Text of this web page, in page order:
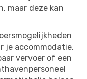
maar deze kan
je accommodatie,
vervoer of een